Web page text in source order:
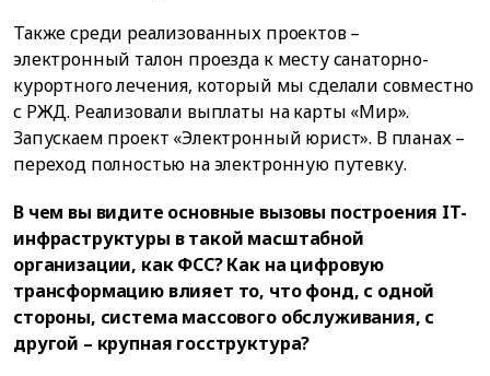
Также среди реализованных проектов –
электронный талон проезда к месту санаторно-
курортного лечения, который мы сделали совместно
с РЖД. Реализовали выплаты на карты «Мир».
Запускаем проект «Электронный юрист». В планах –
переход полностью на электронную путевку.
В чем вы видите основные вызовы построения IT-
инфраструктуры в такой масштабной
организации, как ФСС? Как на цифровую
трансформацию влияет то, что фонд, с одной
стороны, система массового обслуживания, с
другой – крупная госструктура?